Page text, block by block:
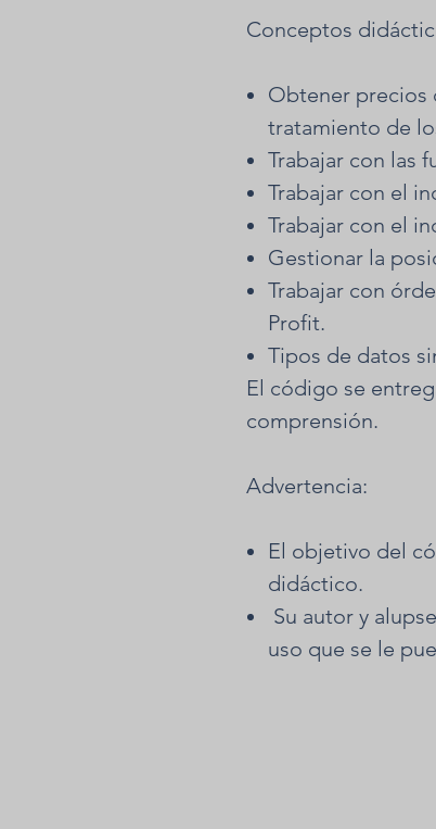
Conceptos
Obtener precios
tratamiento de
Trabajar con las
Trabajar con el
Trabajar con el
Gestionar la
Trabajar con
Profit.
Tipos de datos
El código se
comprensión.
Advertencia:
El objetivo del
didáctico.
Su autor y
uso que se le